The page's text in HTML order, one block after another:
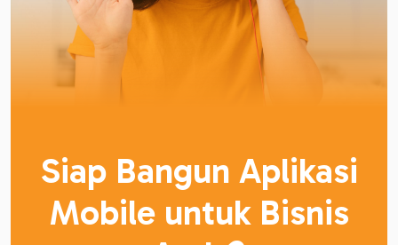
Siap Bangun Aplikasi
Mobile untuk Bisnis